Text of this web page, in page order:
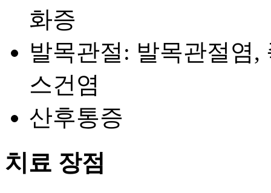
화증
발목관절: 발목관절염
스건염
산후통증
치료 장점